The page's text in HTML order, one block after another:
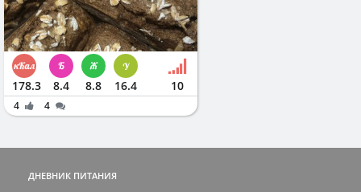
178.3 8.4 8.8 16.4 10
4 4
ДНЕВНИК ПИТАНИЯ